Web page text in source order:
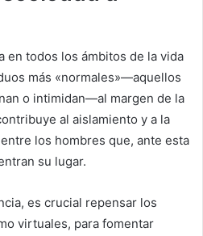
en todos los ámbitos de la vida
más «normales»—aquellos
o intimidan—al margen de la
al aislamiento y a la
los hombres que, ante esta
su lugar.
es crucial repensar los
virtuales, para fomentar